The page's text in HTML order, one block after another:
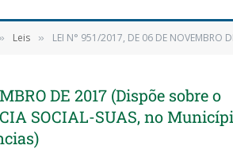
» Leis » LEI N° 951/2017, DE 06 DE NOVEMBRO DE 2017
DE 2017 (Dispõe sobre o
SOCIAL-SUAS, no